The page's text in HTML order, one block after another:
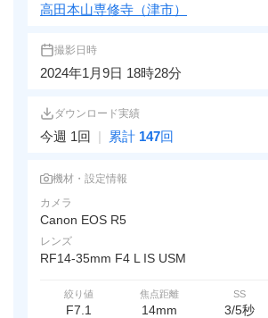
高田本山専修寺（津市）
撮影日時
2024年1月9日 18時28分
ダウンロード実績
今週 1回 | 累計 147回
機材・設定情報
カメラ
Canon EOS R5
レンズ
RF14-35mm F4 L IS USM
絞り値
F7.1
焦点距離
14mm
SS
3/5秒